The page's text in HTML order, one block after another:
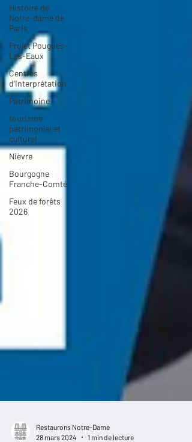
Histoire de
Notre-dame de
Paris
Projet Pougues-
Les-Eaux
Centres
d'Interprétation
Patrimoine
tourisme
patrimonial et
culturel
Nièvre
Bourgogne
Franche-Comté
Feux de forêts
2026